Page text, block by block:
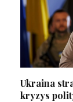
Ukraina
kryzys